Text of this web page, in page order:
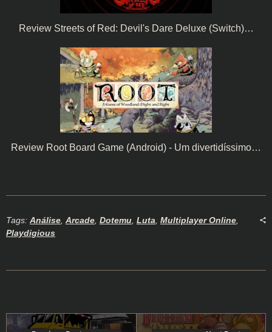
Review Streets of Red: Devil's Dare Deluxe (Switch)…
Review Root Board Game (Android) - Um divertidíssimo…
Tags: Análise Arcade Dotemu Luta Multiplayer Online
Playdigious